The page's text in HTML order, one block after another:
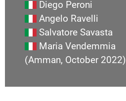
Diego Peroni
Angelo Ravelli
Salvatore Savasta
Maria Vendemmia
(Amman, October 2022)